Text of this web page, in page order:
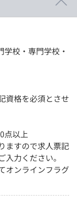
校・専門学校・
資格を必須とさせ
点以上
ますので求人票記
力ください。
オンラインフラグ